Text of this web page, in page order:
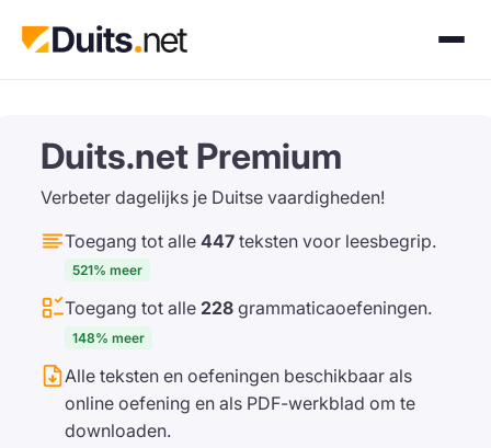
Duits.net Premium
Verbeter dagelijks je Duitse vaardigheden!
Toegang tot alle 447teksten voor leesbegrip.
521% meer
Toegang tot alle 228grammaticaoefeningen.
148% meer
Alle teksten en oefeningen beschikbaar als
online oefening en als PDF-werkblad om te
downloaden.